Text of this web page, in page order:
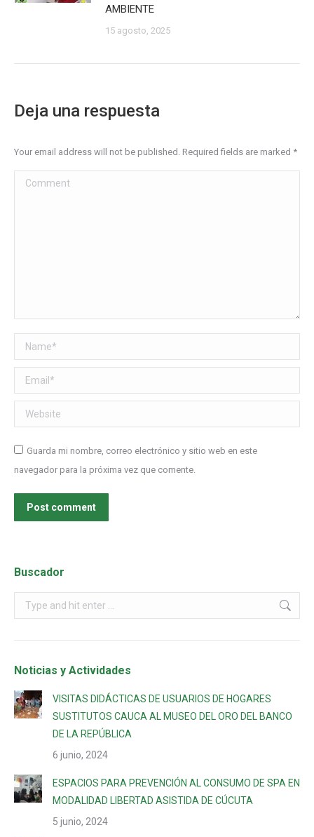
AMBIENTE
15 agosto, 2025
Deja una respuesta
Your email address will not be published. Required fields are marked *
Comment
Name *
Email *
Website
Guarda mi nombre, correo electrónico y sitio web en este
navegador para la próxima vez que comente.
Post comment
Buscador
Noticias y Actividades
VISITAS DIDÁCTICAS DE USUARIOS DE HOGARES
SUSTITUTOS CAUCA AL MUSEO DEL ORO DEL BANCO
DE LA REPÚBLICA
6 junio, 2024
ESPACIOS PARA PREVENCIÓN AL CONSUMO DE SPA EN
MODALIDAD LIBERTAD ASISTIDA DE CÚCUTA
5 junio, 2024